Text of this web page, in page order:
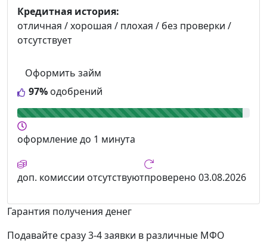
97% одобрений
Оформить займ
Кредитная история:
отличная / хорошая / плохая / без проверки /
отсутствует
оформлениедо 1 минута
доп. комиссии отсутствуютпроверено 03.08.2026
Гарантия получения денег
Подавайте сразу 3-4 заявки в различные МФО